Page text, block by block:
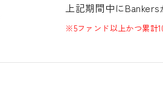
上記期間中に
※5ファンド以上かつ累計